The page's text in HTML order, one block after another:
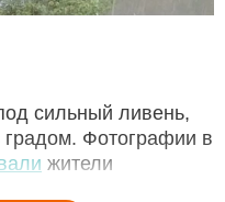
сильный ливень,
Фотографии в
жители